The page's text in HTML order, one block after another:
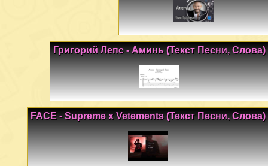
Григорий Лепс - Аминь (Текст Песни, Слова)
FACE - Supreme x Vetements (Текст Песни, Слова)